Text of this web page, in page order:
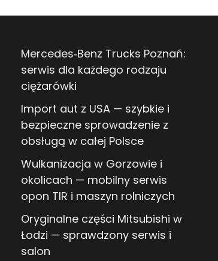
Mercedes‑Benz Trucks Poznań:
serwis dla każdego rodzaju
ciężarówki
Import aut z USA — szybkie i
bezpieczne sprowadzenie z
obsługą w całej Polsce
Wulkanizacja w Gorzowie i
okolicach — mobilny serwis
opon TIR i maszyn rolniczych
Oryginalne części Mitsubishi w
Łodzi — sprawdzony serwis i
salon